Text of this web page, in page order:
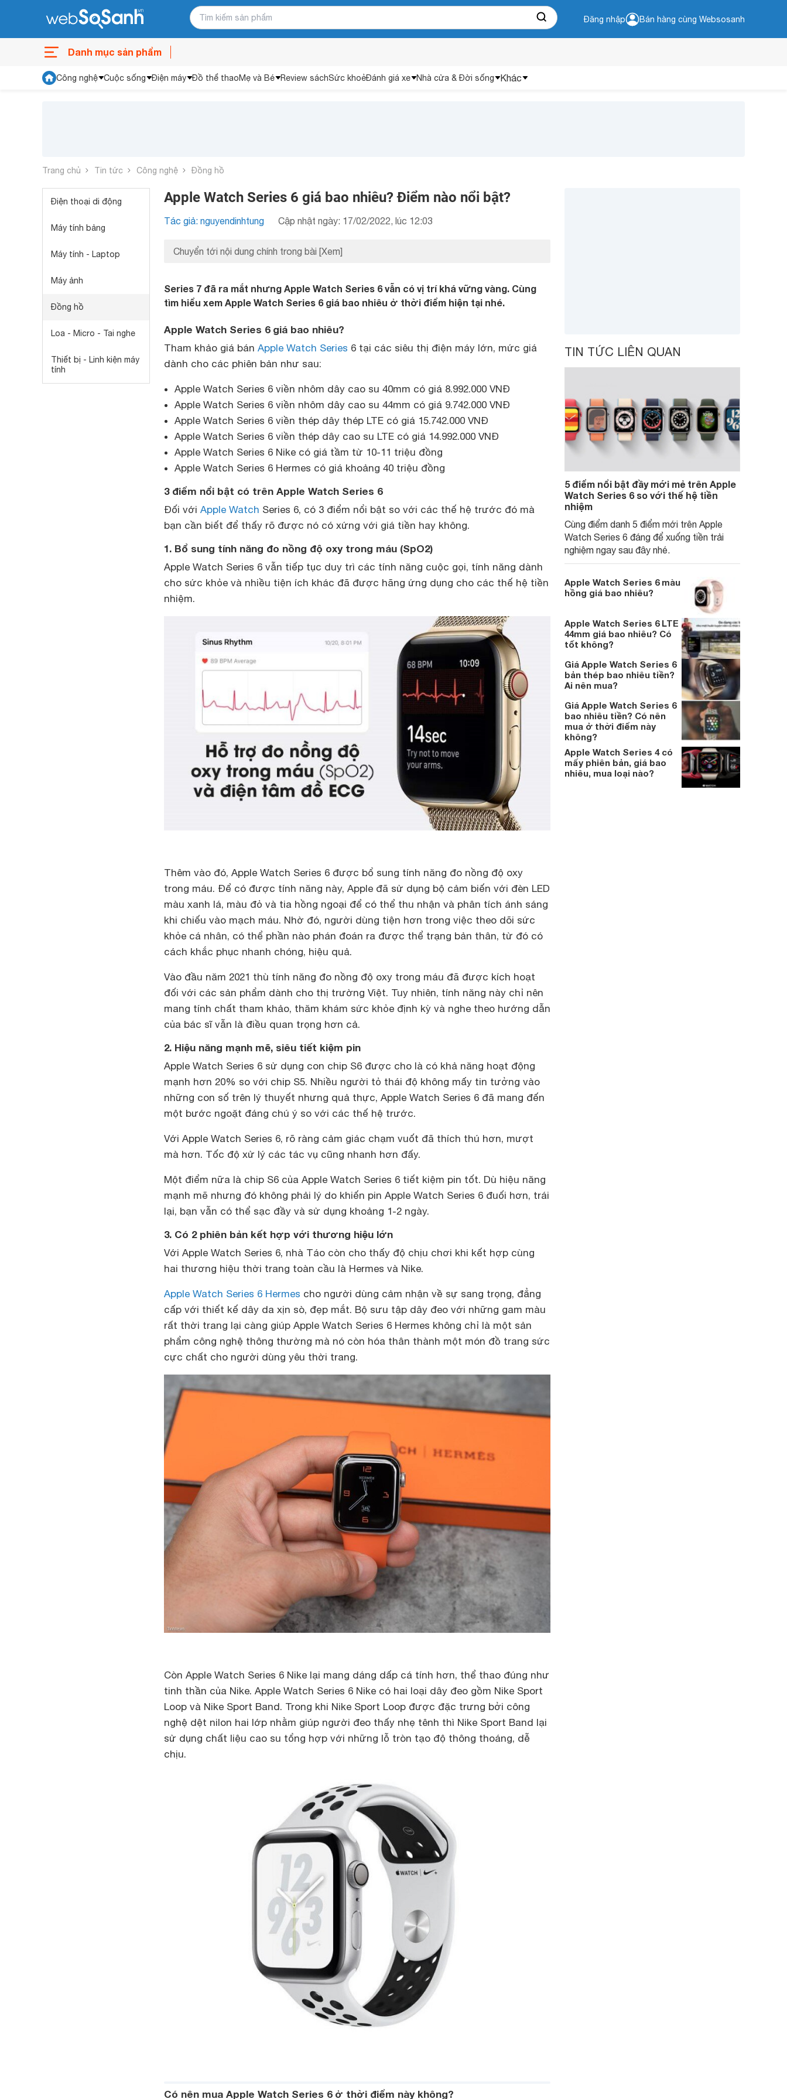
Đăng nhập Bán hàng cùng Websosanh
Danh mục sản phẩm
Công nghệ Cuộc sống Điện máy Đồ thể thaoMẹ và Bé Review sáchSức khoẻĐánh giá xe Nhà cửa & Đời sống Khác
Trang chủ Tin tức Công nghệ Đồng hồ
Điện thoại di động
Máy tính bảng
Máy tính - Laptop
Máy ảnh
Đồng hồ
Loa - Micro - Tai nghe
Thiết bị - Linh kiện máy
tính
Apple Watch Series 6 giá bao nhiêu? Điểm nào nổi bật?
Tác giả: nguyendinhtung Cập nhật ngày: 17/02/2022, lúc 12:03
Chuyển tới nội dung chính trong bài [Xem]
Series 7 đã ra mắt nhưng Apple Watch Series 6 vẫn có vị trí khá vững vàng. Cùng
tìm hiểu xem Apple Watch Series 6 giá bao nhiêu ở thời điểm hiện tại nhé.
Apple Watch Series 6 giá bao nhiêu?
Tham khảo giá bán Apple Watch Series 6 tại các siêu thị điện máy lớn, mức giá
dành cho các phiên bản như sau:
Apple Watch Series 6 viền nhôm dây cao su 40mm có giá 8.992.000 VNĐ
Apple Watch Series 6 viền nhôm dây cao su 44mm có giá 9.742.000 VNĐ
Apple Watch Series 6 viền thép dây thép LTE có giá 15.742.000 VNĐ
Apple Watch Series 6 viền thép dây cao su LTE có giá 14.992.000 VNĐ
Apple Watch Series 6 Nike có giá tầm từ 10-11 triệu đồng
Apple Watch Series 6 Hermes có giá khoảng 40 triệu đồng
3 điểm nổi bật có trên Apple Watch Series 6
Đối với Apple Watch Series 6, có 3 điểm nổi bật so với các thế hệ trước đó mà
bạn cần biết để thấy rõ được nó có xứng với giá tiền hay không.
1. Bổ sung tính năng đo nồng độ oxy trong máu (SpO2)
Apple Watch Series 6 vẫn tiếp tục duy trì các tính năng cuộc gọi, tính năng dành
cho sức khỏe và nhiều tiện ích khác đã được hãng ứng dụng cho các thế hệ tiền
nhiệm.
Thêm vào đó, Apple Watch Series 6 được bổ sung tính năng đo nồng độ oxy
trong máu. Để có được tính năng này, Apple đã sử dụng bộ cảm biến với đèn LED
màu xanh lá, màu đỏ và tia hồng ngoại để có thể thu nhận và phân tích ánh sáng
khi chiếu vào mạch máu. Nhờ đó, người dùng tiện hơn trong việc theo dõi sức
khỏe cá nhân, có thể phần nào phán đoán ra được thể trạng bản thân, từ đó có
cách khắc phục nhanh chóng, hiệu quả.
Vào đầu năm 2021 thù tính năng đo nồng độ oxy trong máu đã được kích hoạt
đối với các sản phẩm dành cho thị trường Việt. Tuy nhiên, tính năng này chỉ nên
mang tính chất tham khảo, thăm khám sức khỏe định kỳ và nghe theo hướng dẫn
của bác sĩ vẫn là điều quan trọng hơn cả.
2. Hiệu năng mạnh mẽ, siêu tiết kiệm pin
Apple Watch Series 6 sử dụng con chip S6 được cho là có khả năng hoạt động
mạnh hơn 20% so với chip S5. Nhiều người tỏ thái độ không mấy tin tưởng vào
những con số trên lý thuyết nhưng quả thực, Apple Watch Series 6 đã mang đến
một bước ngoặt đáng chú ý so với các thế hệ trước.
Với Apple Watch Series 6, rõ ràng cảm giác chạm vuốt đã thích thú hơn, mượt
mà hơn. Tốc độ xử lý các tác vụ cũng nhanh hơn đấy.
Một điểm nữa là chip S6 của Apple Watch Series 6 tiết kiệm pin tốt. Dù hiệu năng
mạnh mẽ nhưng đó không phải lý do khiến pin Apple Watch Series 6 đuối hơn, trái
lại, bạn vẫn có thể sạc đầy và sử dụng khoảng 1-2 ngày.
3. Có 2 phiên bản kết hợp với thương hiệu lớn
Với Apple Watch Series 6, nhà Táo còn cho thấy độ chịu chơi khi kết hợp cùng
hai thương hiệu thời trang toàn cầu là Hermes và Nike.
Apple Watch Series 6 Hermes cho người dùng cảm nhận về sự sang trọng, đẳng
cấp với thiết kế dây da xịn sò, đẹp mắt. Bộ sưu tập dây đeo với những gam màu
rất thời trang lại càng giúp Apple Watch Series 6 Hermes không chỉ là một sản
phẩm công nghệ thông thường mà nó còn hóa thân thành một món đồ trang sức
cực chất cho người dùng yêu thời trang.
Còn Apple Watch Series 6 Nike lại mang dáng dấp cá tính hơn, thể thao đúng như
tinh thần của Nike. Apple Watch Series 6 Nike có hai loại dây đeo gồm Nike Sport
Loop và Nike Sport Band. Trong khi Nike Sport Loop được đặc trưng bởi công
nghệ dệt nilon hai lớp nhằm giúp người đeo thấy nhẹ tênh thì Nike Sport Band lại
sử dụng chất liệu cao su tổng hợp với những lỗ tròn tạo độ thông thoáng, dễ
chịu.
Có nên mua Apple Watch Series 6 ở thời điểm này không?
TIN TỨC LIÊN QUAN
5 điểm nổi bật đầy mới mẻ trên Apple
Watch Series 6 so với thế hệ tiền
nhiệm
Cùng điểm danh 5 điểm mới trên Apple
Watch Series 6 đáng để xuống tiền trải
nghiệm ngay sau đây nhé.
Apple Watch Series 6 màu
hồng giá bao nhiêu?
Apple Watch Series 6 LTE
44mm giá bao nhiêu? Có
tốt không?
Giá Apple Watch Series 6
bản thép bao nhiêu tiền?
Ai nên mua?
Giá Apple Watch Series 6
bao nhiêu tiền? Có nên
mua ở thời điểm này
không?
Apple Watch Series 4 có
mấy phiên bản, giá bao
nhiêu, mua loại nào?